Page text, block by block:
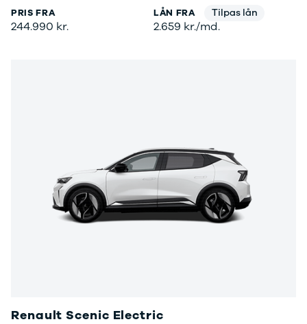
PRIS FRA
244.990 kr.
LÅN FRA Tilpas lån
2.659 kr./md.
Renault Scenic Electric